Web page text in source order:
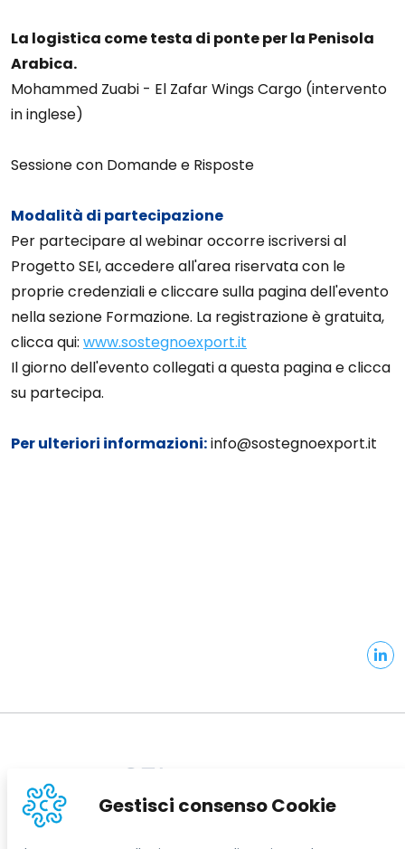
La logistica come testa di ponte per la Penisola
Arabica.
Mohammed Zuabi - El Zafar Wings Cargo (intervento
in inglese)
Sessione con Domande e Risposte
Modalità di partecipazione
Per partecipare al webinar occorre iscriversi al
Progetto SEI, accedere all'area riservata con le
proprie credenziali e cliccare sulla pagina dell'evento
nella sezione Formazione. La registrazione è gratuita,
clicca qui: www.sostegnoexport.it
Il giorno dell'evento collegati a questa pagina e clicca
su partecipa.
Per ulteriori informazioni:info@sostegnoexport.it
Informazioni sul sito
Gestisci consenso Cookie